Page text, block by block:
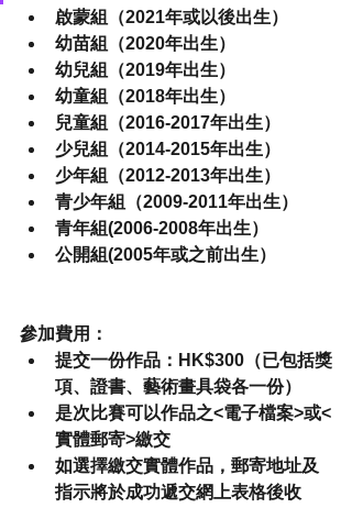
啟蒙組（2021年或以後出生）
幼苗組（2020年出生）
幼兒組（2019年出生）
幼童組（2018年出生）
兒童組（2016-2017年出生）
少兒組（2014-2015年出生）
少年組（2012-2013年出生）
青少年組（2009-2011年出生）
青年組(2006-2008年出生）
公開組(2005年或之前出生）
參加費用：
提交一份作品：HK$300 （已包括獎
項、證書、藝術畫具袋各一份）
是次比賽可以作品之<電子檔案>或<
實體郵寄>繳交
如選擇繳交實體作品， 郵寄地址及
指示將於成功遞交網上表格後收